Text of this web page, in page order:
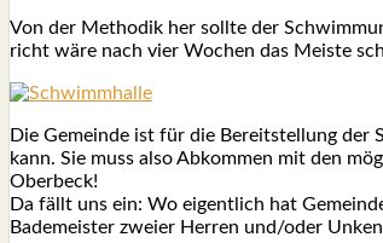
Von der Metho­dik her soll­te der
richt wäre nach vier Wochen das Meis­te
Die Gemein­de ist für die Bereit­stel­lung
kann. Sie muss also Abkom­men mit den
Ober­beck!
Da fällt uns ein: Wo eigent­lich hat
Bade­meis­ter zwei­er Her­ren und/oder